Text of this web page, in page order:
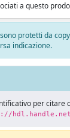
a questo
protetti da
indicazione.
per citare
hdl.handle.net/